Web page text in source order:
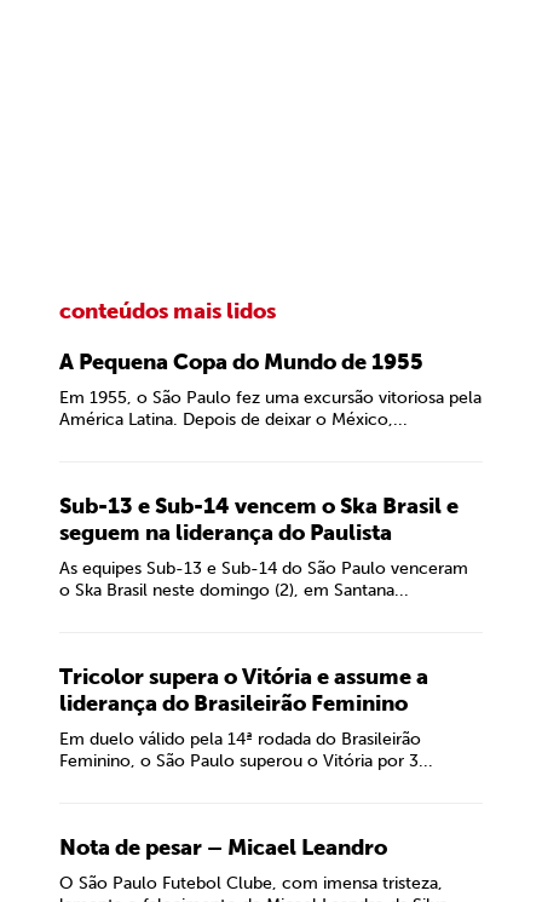
conteúdos mais lidos
A Pequena Copa do Mundo de 1955
Em 1955, o São Paulo fez uma excursão vitoriosa pela
América Latina. Depois de deixar o México,...
Sub-13 e Sub-14 vencem o Ska Brasil e
seguem na liderança do Paulista
As equipes Sub-13 e Sub-14 do São Paulo venceram
o Ska Brasil neste domingo (2), em Santana...
Tricolor supera o Vitória e assume a
liderança do Brasileirão Feminino
Em duelo válido pela 14ª rodada do Brasileirão
Feminino, o São Paulo superou o Vitória por 3...
Nota de pesar – Micael Leandro
O São Paulo Futebol Clube, com imensa tristeza,